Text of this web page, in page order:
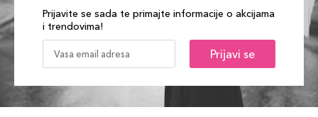
Prijavite se sada te primajte informacije o akcijama
i trendovima!
Prijavi se